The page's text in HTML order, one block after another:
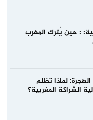
: حين يُترك المغرب
الهجرة: لماذا تظلم
الشراكة المغربية؟